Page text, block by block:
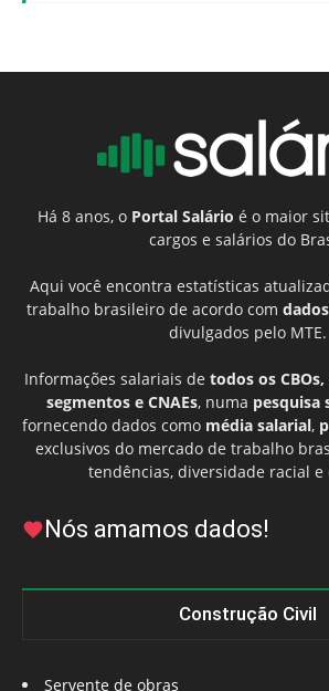
Há 8 anos, o Portal Salário é o maior
cargos e salários do
Aqui você encontra estatísticas
trabalho brasileiro de acordo com
divulgados pelo MTE.
Informações salariais de todos os
segmentos e CNAEs, numa pesquisa
fornecendo dados como média salarial,
exclusivos do mercado de trabalho
tendências, diversidade racial e
Nós amamos dados!
Construção Civil
Servente de obras